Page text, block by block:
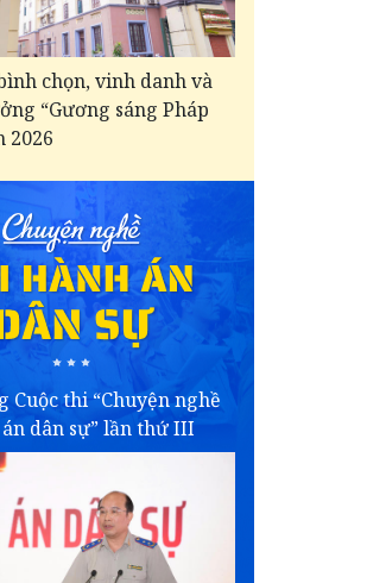
chọn, vinh danh và
“Gương sáng Pháp
2026
Cuộc thi “Chuyện nghề
dân sự” lần thứ III